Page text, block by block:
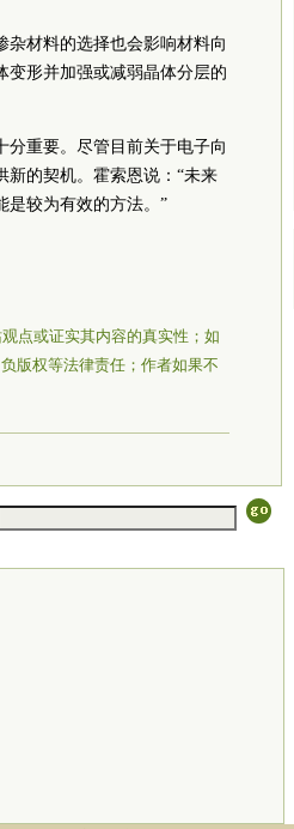
杂材料的选择也会影响材料向
变形并加强或减弱晶体分层的
分重要。尽管目前关于电子向
新的契机。霍索恩说：“未来
是较为有效的方法。”
点或证实其内容的真实性；如
版权等法律责任；作者如果不